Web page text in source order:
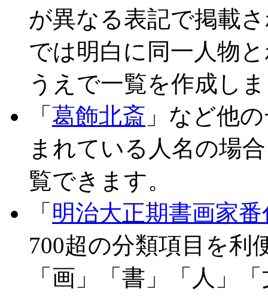
が異なる表記で掲載
では明白に同一人物
うえで一覧を作成し
「 葛飾北斎 」など他
まれている人名の場
覧できます。
「 明治大正期書画家
700超の分類項目を利
「画」「書」「人」